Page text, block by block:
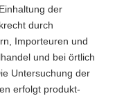
der
durch
Importeuren und
und bei örtlich
Untersuchung der
erfolgt produkt-